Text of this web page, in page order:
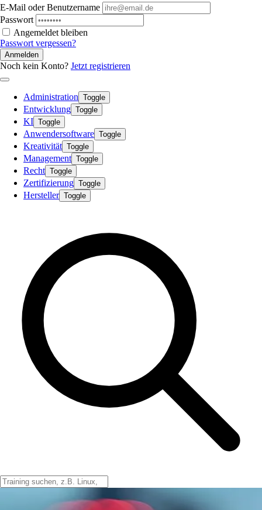
E-Mail oder Benutzername
Passwort
Angemeldet bleiben
Passwort vergessen?
Anmelden
Noch kein Konto? Jetzt registrieren
Administration Toggle
Entwicklung Toggle
KI Toggle
Anwendersoftware Toggle
Kreativität Toggle
Management Toggle
Recht Toggle
Zertifizierung Toggle
Hersteller Toggle